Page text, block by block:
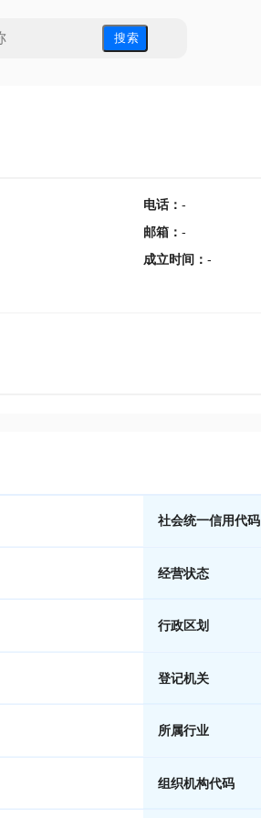
搜 索
电话： -
邮箱 ： -
成立时间 ： -
社会统一信用代码
经营状态
行政区划
登记机关
所属行业
组织机构代码